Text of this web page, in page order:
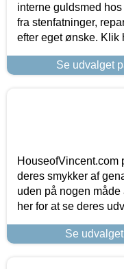
interne guldsmed
fra stenfatninger,
efter eget ønske. Klik
Se udvalget
HouseofVincent.com
deres smykker af
uden på nogen
her for at se deres
Se